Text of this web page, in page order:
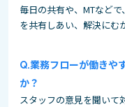
毎日の共有や、MTなど
を共有しあい、解決にむ
業務フローが働きや
か？
スタッフの意見を聞いて